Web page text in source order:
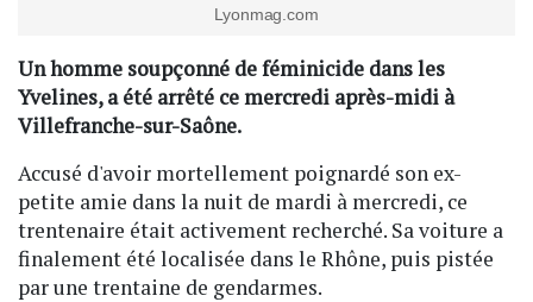
Lyonmag.com
Un homme soupçonné de féminicide dans les
Yvelines, a été arrêté ce mercredi après-midi à
Villefranche-sur-Saône.
Accusé d'avoir mortellement poignardé son ex-
petite amie dans la nuit de mardi à mercredi, ce
trentenaire était activement recherché. Sa voiture a
finalement été localisée dans le Rhône, puis pistée
par une trentaine de gendarmes.